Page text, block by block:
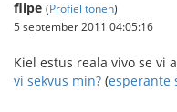
flipe (Profiel tonen)
5 september 2011 04:05:16
Kiel estus reala vivo se vi
vi sekvus min? (esperante